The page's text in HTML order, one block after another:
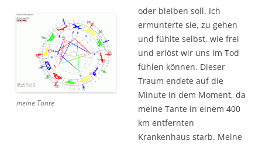
meine Tante
oder bleiben soll. Ich
ermunterte sie, zu gehen
und fühlte selbst, wie frei
und erlöst wir uns im Tod
fühlen können. Dieser
Traum endete auf die
Minute in dem Moment, da
meine Tante in einem 400
km entfernten
Krankenhaus starb. Meine